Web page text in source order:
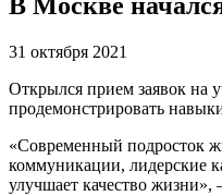
В Москве
31 октября 2021
Открылся прием заявок на
продемонстрировать
«Современный подросток
коммуникации, лидерские
улучшает качество жизни»,